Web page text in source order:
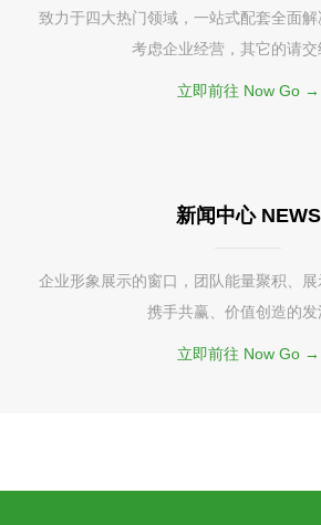
致力于四大热门领域，一站式配套全面
考虑企业经营，其它的请交
立即前往 Now Go →
新闻中心 NEWS
企业形象展示的窗口，团队能量聚积、
携手共赢、价值创造的发
立即前往 Now Go →